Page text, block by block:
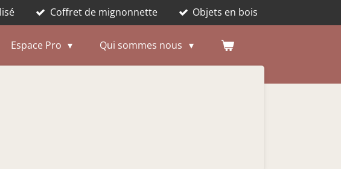
Coffret de mignonnette Objets en bois
Espace Pro Qui sommes nous